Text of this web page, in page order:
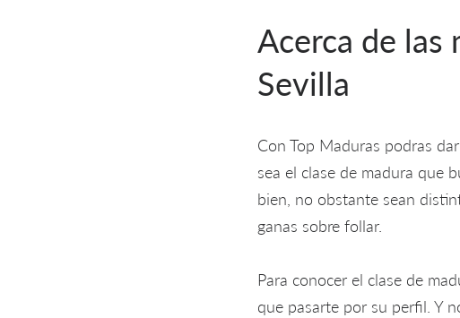
Acerca de las
Sevilla
Con Top Maduras podras
sea el clase de madura que
bien, no obstante sean
ganas sobre follar.
Para conocer el clase de
que pasarte por su perfil. Y